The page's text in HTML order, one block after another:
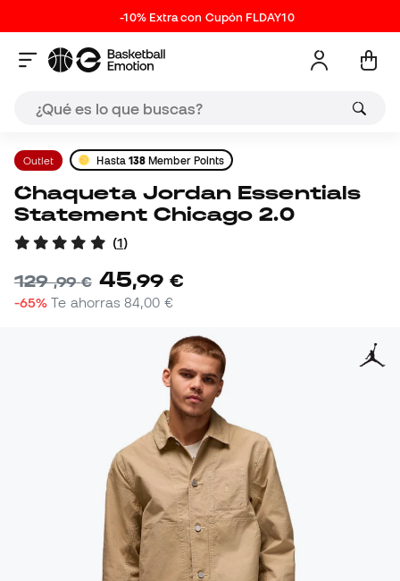
-10% Extra con Cupón FLDAY10
Outlet Hasta 138 Member Points
Chaqueta Jordan Essentials
Statement Chicago 2.0
(1)
129,99 € 45,99 €
-65% Te ahorras84,00 €